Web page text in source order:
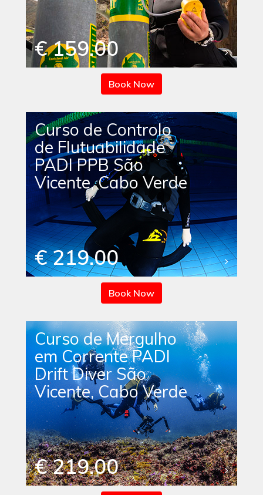
€ 159.00
Book Now
Curso de Controlo
de Flutuabilidade
PADI PPB São
Vicente, Cabo Verde
€ 219.00
Book Now
Curso de Mergulho
em Corrente PADI
Drift Diver São
Vicente, Cabo Verde
€ 219.00